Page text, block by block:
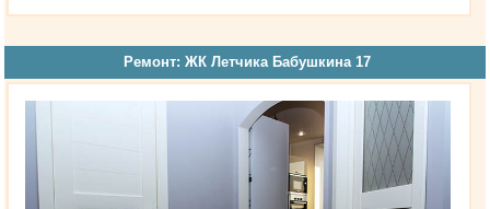
Ремонт: ЖК Летчика Бабушкина 17